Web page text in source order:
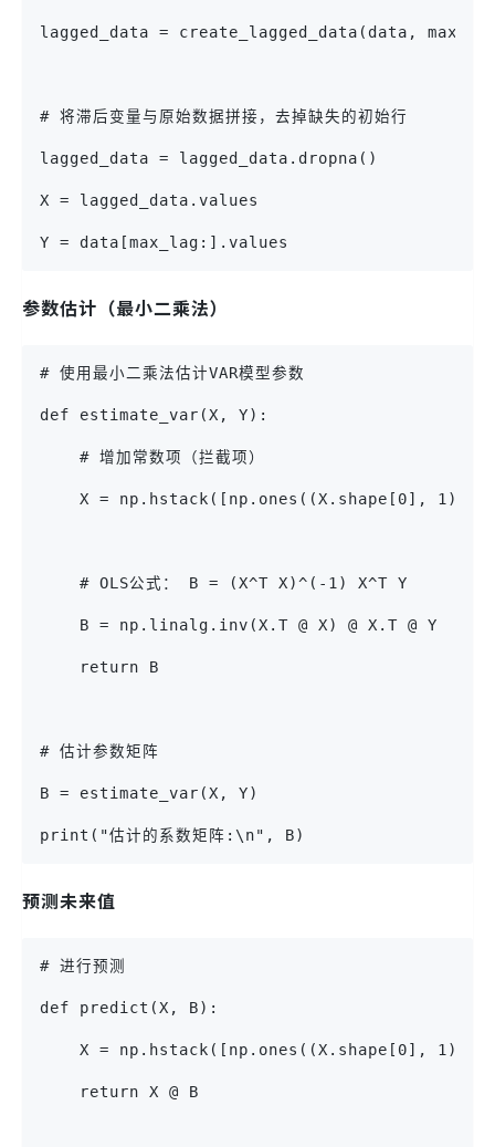
lagged_data = create_lagged_data(data,
# 将滞后变量与原始数据拼接，去掉缺失的初始行
lagged_data = lagged_data.dropna()
X = lagged_data.values
Y = data[max_lag:].values
参数估计（最小二乘法）
# 使用最小二乘法估计VAR模型参数
def estimate_var(X, Y):
    # 增加常数项（拦截项）
X = np.hstack([np.ones((X.shape[0], 1)),
    # OLS公式： B = (X^T X)^(-1) X^T Y
    B = np.linalg.inv(X.T @ X) @ X.T @ Y
    return B
# 估计参数矩阵
B = estimate_var(X, Y)
print("估计的系数矩阵:\n", B)
预测未来值
# 进行预测
def predict(X, B):
X = np.hstack([np.ones((X.shape[0], 1)),
    return X @ B